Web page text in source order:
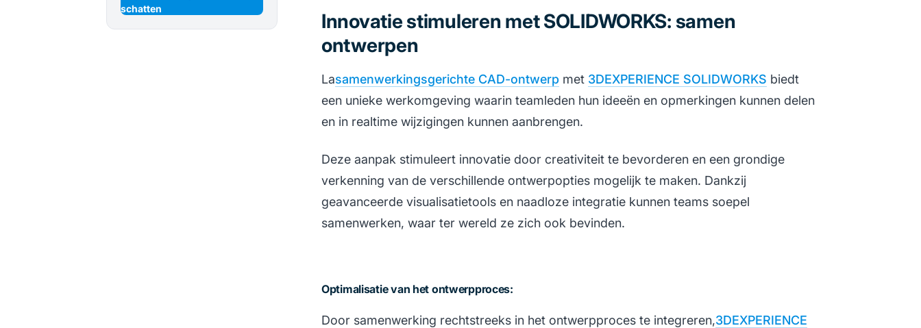
schatten
Innovatie stimuleren met SOLIDWORKS: samen
ontwerpen
Lasamenwerkingsgerichte CAD-ontwerp met 3DEXPERIENCE SOLIDWORKS biedt
een unieke werkomgeving waarin teamleden hun ideeën en opmerkingen kunnen delen
en in realtime wijzigingen kunnen aanbrengen.
Deze aanpak stimuleert innovatie door creativiteit te bevorderen en een grondige
verkenning van de verschillende ontwerpopties mogelijk te maken. Dankzij
geavanceerde visualisatietools en naadloze integratie kunnen teams soepel
samenwerken, waar ter wereld ze zich ook bevinden.
Optimalisatie van het ontwerpproces:
Door samenwerking rechtstreeks in het ontwerpproces te integreren,3DEXPERIENCE